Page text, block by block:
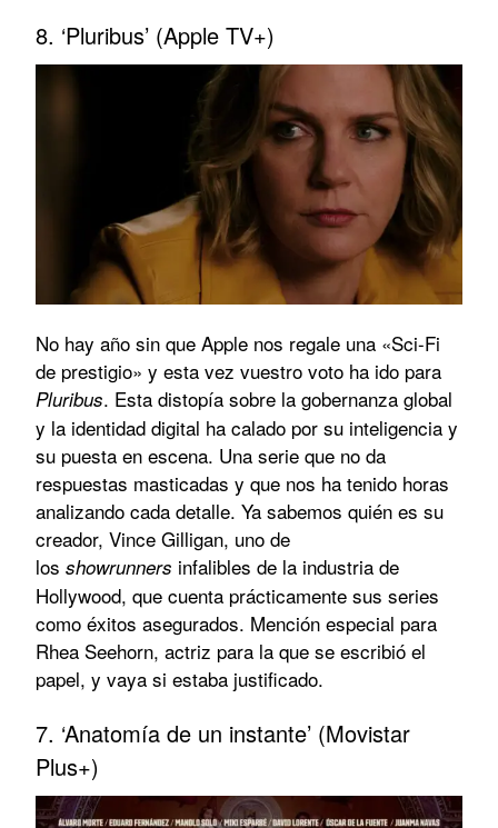
8. ‘Pluribus’ (Apple TV+)
No hay año sin que Apple nos regale una «Sci-Fi
de prestigio» y esta vez vuestro voto ha ido para
Pluribus. Esta distopía sobre la gobernanza global
y la identidad digital ha calado por su inteligencia y
su puesta en escena. Una serie que no da
respuestas masticadas y que nos ha tenido horas
analizando cada detalle. Ya sabemos quién es su
creador, Vince Gilligan, uno de
los showrunners infalibles de la industria de
Hollywood, que cuenta prácticamente sus series
como éxitos asegurados. Mención especial para
Rhea Seehorn, actriz para la que se escribió el
papel, y vaya si estaba justificado.
7. ‘Anatomía de un instante’ (Movistar
Plus+)